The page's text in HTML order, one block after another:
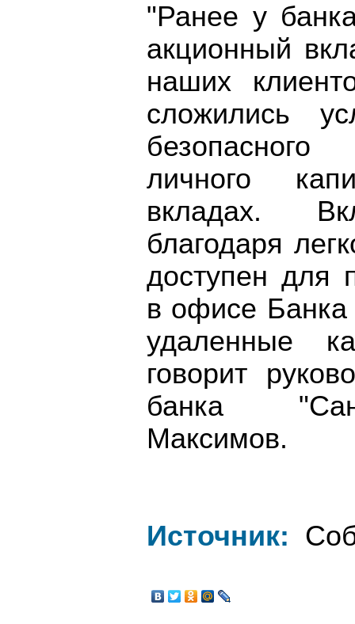
"Ранее у
акционный
наших
сложились
личного
вкладах.
благодаря
доступен для
в офисе Банка
удаленные
говорит
банка
Максимов.
Источник: